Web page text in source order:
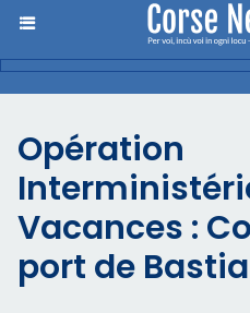
Opération
Vacances :
port de Bastia